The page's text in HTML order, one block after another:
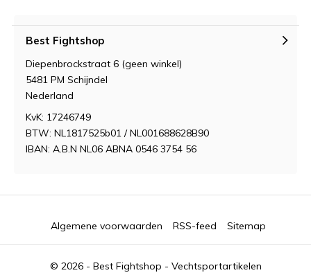
Best Fightshop
Diepenbrockstraat 6 (geen winkel)
5481 PM Schijndel
Nederland
KvK: 17246749
BTW: NL1817525b01 / NL001688628B90
IBAN: A.B.N NL06 ABNA 0546 3754 56
© 2026 - Best Fightshop - Vechtsportartikelen
Algemene voorwaarden RSS-feed Sitemap